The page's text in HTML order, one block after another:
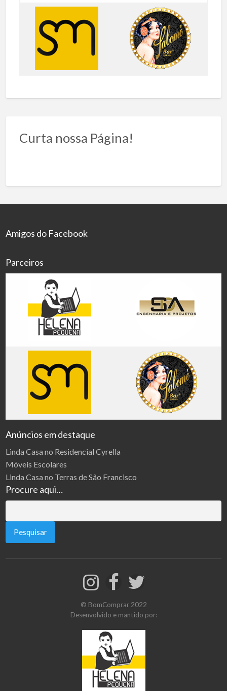
Curta nossa Página!
Amigos do Facebook
Parceiros
Anúncios em destaque
Linda Casa no Residencial Cyrella
Móveis Escolares
Linda Casa no Terras de São Francisco
Procure aqui…
por:
© BomComprar 2022
Desenvolvido e mantido por: